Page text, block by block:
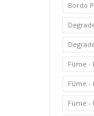
Bordo
Füme -
Füme -
Füme -